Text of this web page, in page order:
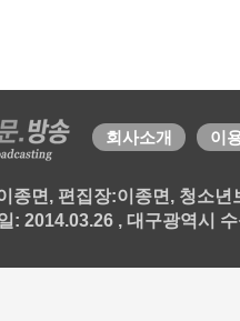
회사소개 이
종면, 편집장:이종면, 청소
: 2014.03.26 , 대구광역시